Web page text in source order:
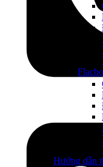
Hướng dẫn